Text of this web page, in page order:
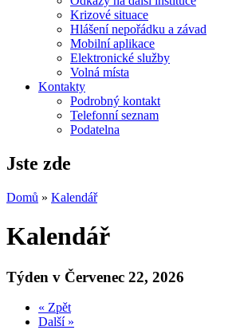
Krizové situace
Hlášení nepořádku a závad
Mobilní aplikace
Elektronické služby
Volná místa
Kontakty
Podrobný kontakt
Telefonní seznam
Podatelna
Jste zde
Domů » Kalendář
Kalendář
Týden v Červenec 22, 2026
« Zpět
Další »